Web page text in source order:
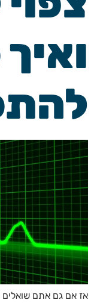
אז אם גם אתם